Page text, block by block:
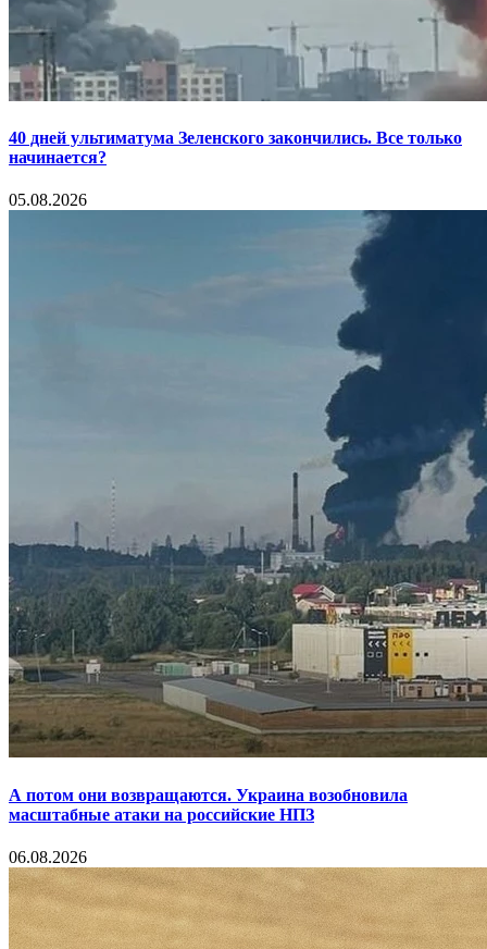
40 дней ультиматума Зеленского закончились. Все только
начинается?
05.08.2026
А потом они возвращаются. Украина возобновила
масштабные атаки на российские НПЗ
06.08.2026